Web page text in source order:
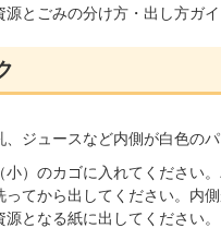
とごみの分け方・出し方ガ
、ジュースなど内側が白色の
小）のカゴに入れてください
ってから出してください。内
となる紙に出してください。